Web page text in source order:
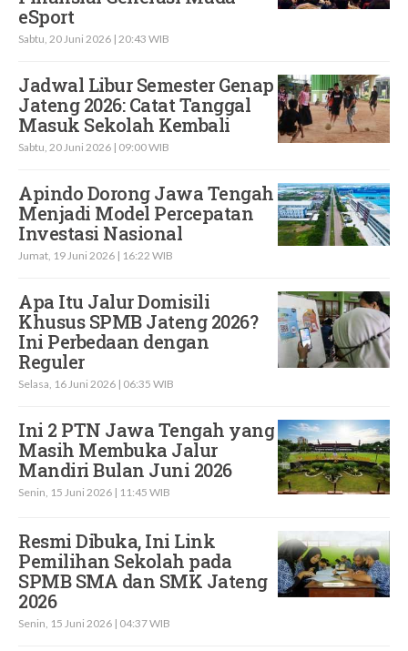
eSport
Sabtu, 20 Juni 2026 | 20:43 WIB
Jadwal Libur Semester Genap
Jateng 2026: Catat Tanggal
Masuk Sekolah Kembali
Sabtu, 20 Juni 2026 | 09:00 WIB
Apindo Dorong Jawa Tengah
Menjadi Model Percepatan
Investasi Nasional
Jumat, 19 Juni 2026 | 16:22 WIB
Apa Itu Jalur Domisili
Khusus SPMB Jateng 2026?
Ini Perbedaan dengan
Reguler
Selasa, 16 Juni 2026 | 06:35 WIB
Ini 2 PTN Jawa Tengah yang
Masih Membuka Jalur
Mandiri Bulan Juni 2026
Senin, 15 Juni 2026 | 11:45 WIB
Resmi Dibuka, Ini Link
Pemilihan Sekolah pada
SPMB SMA dan SMK Jateng
2026
Senin, 15 Juni 2026 | 04:37 WIB